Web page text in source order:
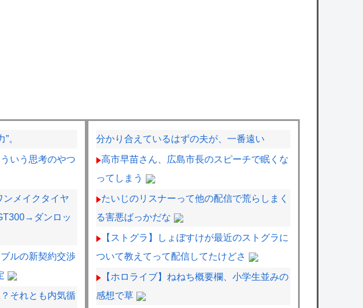
。
いう思考のやつ
ンメイクタイヤ
ダンロッ
ルの新契約交渉
それとも内気循
分かり合えているはずの夫が、一番遠い
高市早苗さん、広島市長のスピーチで眠くな
ってしまう
たいじのリスナーって他の配信で荒らしまく
る害悪ばっかだな
【ストグラ】しょぼすけが最近のストグラに
ついて教えてって配信してたけどさ
【ホロライブ】ねねち概要欄、小学生並みの
感想で草